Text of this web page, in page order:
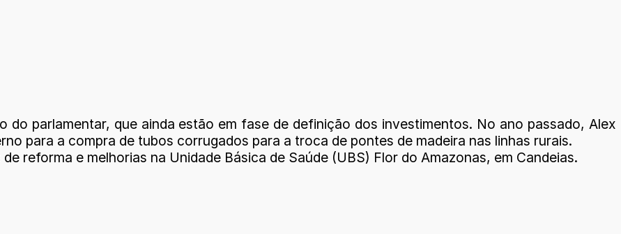
parlamentar, que ainda estão em fase de definição dos investimentos. No ano passado, Alex
para a compra de tubos corrugados para a troca de pontes de madeira nas linhas rurais.
reforma e melhorias na Unidade Básica de Saúde (UBS) Flor do Amazonas, em Candeias.